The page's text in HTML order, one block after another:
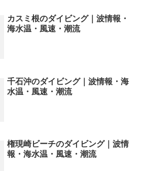
カスミ根のダイビング｜波情報・
海水温・風速・潮流
千石沖のダイビング｜波情報・海
水温・風速・潮流
権現崎ビーチのダイビング｜波情
報・海水温・風速・潮流